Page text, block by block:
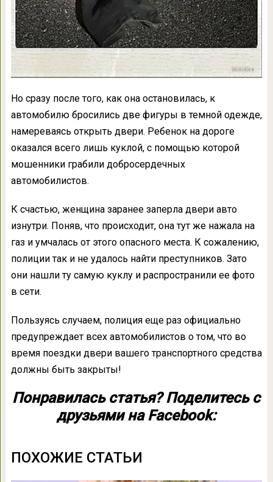
Но сразу после того, как она остановилась, к
автомобилю бросились две фигуры в темной одежде,
намереваясь открыть двери. Ребенок на дороге
оказался всего лишь куклой, с помощью которой
мошенники грабили добросердечных
автомобилистов.
К счастью, женщина заранее заперла двери авто
изнутри. Поняв, что происходит, она тут же нажала на
газ и умчалась от этого опасного места. К сожалению,
полиции так и не удалось найти преступников. Зато
они нашли ту самую куклу и распространили ее фото
в сети.
Пользуясь случаем, полиция еще раз официально
предупреждает всех автомобилистов о том, что во
время поездки двери вашего транспортного средства
должны быть закрыты!
Понравилась статья? Поделитесь с
друзьями на Facebook:
ПОХОЖИЕ СТАТЬИ